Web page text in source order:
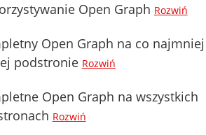
Open Graph Rozwiń
Open Graph na co najmniej
podstronie Rozwiń
Open Graph na wszystkich
Rozwiń